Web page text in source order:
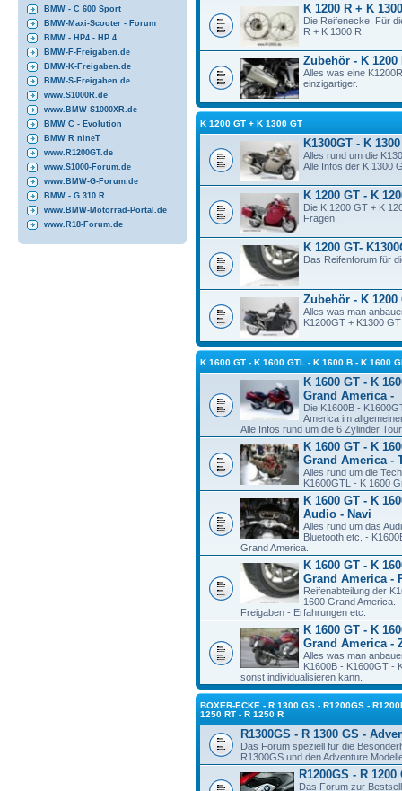
BMW - C 600 Sport
BMW-Maxi-Scooter - Forum
BMW - HP4 - HP 4
BMW-F-Freigaben.de
BMW-K-Freigaben.de
BMW-S-Freigaben.de
www.S1000R.de
www.BMW-S1000XR.de
BMW C - Evolution
BMW R nineT
www.R1200GT.de
www.S1000-Forum.de
www.BMW-G-Forum.de
BMW - G 310 R
www.BMW-Motorrad-Portal.de
www.R18-Forum.de
K 1200 R + K
Die Reifenecke. Für
R + K 1300 R.
Zubehör - K 1200
Alles was eine
einzigartiger.
K 1200 GT + K 1300 GT
K1300GT - K
Alles rund um die
Alle Infos der K 1300
K 1200 GT - K
Die K 1200 GT + K
Fragen.
K 1200 GT-
Das Reifenforum für
Zubehör - K 1200
Alles was man
K1200GT + K1300
K 1600 GT - K 1600 GTL - K 1600 B - K 1600
K 1600 GT - K
Grand America -
Die K1600B -
America im
Alle Infos rund um die 6 Zylinder
K 1600 GT - K
Grand America -
Alles rund um die
K1600GTL - K 1600
K 1600 GT - K
Audio - Navi
Alles rund um das
Bluetooth etc. -
Grand America.
K 1600 GT - K
Grand America -
Reifenabteilung der
1600 Grand America.
Freigaben - Erfahrungen etc.
K 1600 GT - K
Grand America -
Alles was man
K1600B - K1600GT -
sonst individualisieren kann.
BOXER-ECKE - R 1300 GS - R1200GS -
1250 RT - R 1250 R
R1300GS - R 1300 GS -
Das Forum speziell für die
R1300GS und den Adventure
R1200GS - R 1200
Das Forum zur